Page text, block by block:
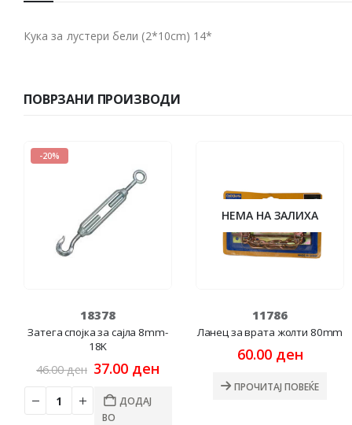
Кука за лустери бели (2*10cm) 14*
ПОВРЗАНИ ПРОИЗВОДИ
-20%
18378
Затега спојка за сајла 8mm-
18K
46.00ден Original
was:
46.00 ден.
37.00 ден
ДОДАЈ
ВО
НЕМА НА ЗАЛИХА
11786
Ланец за врата жолти 80mm
60.00 ден
ПРОЧИТАЈ ПОВЕЌЕ